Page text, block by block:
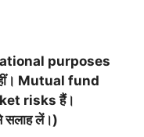
purposes
Mutual fund
risks हैं।
लें।)